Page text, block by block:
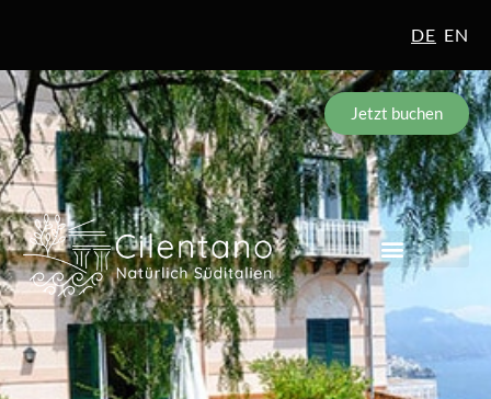
DE EN
Jetzt buchen